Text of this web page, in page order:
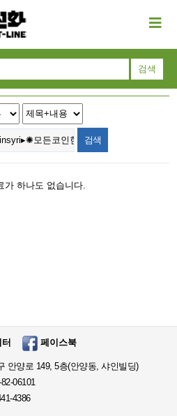
가 하나도 없습니다.
페이스북
안양로 149, 5층(안양동, 샤인빌딩)
06101
4386